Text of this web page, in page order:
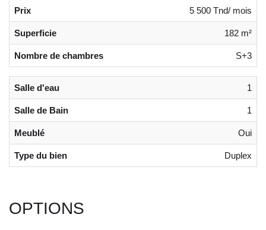
Prix 5 500 Tnd/ mois
Superficie 182 m²
Nombre de chambres S+3
Salle d'eau 1
Salle de Bain 1
Meublé Oui
Type du bien Duplex
OPTIONS